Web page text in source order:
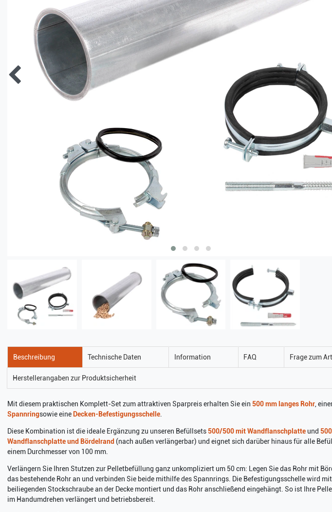
Beschreibung Technische Daten Information FAQ Frage zum
Herstellerangaben zur Produktsicherheit
Mit diesem praktischen Komplett-Set zum attraktiven Sparpreis erhalten Sie ein 500 mm langes Rohr ,
Spannringsowie eine Decken-Befestigungsschelle
Diese Kombination ist die ideale Ergänzung zu unseren Befüllsets500/500 mit Wandflanschplatte und
Wandflanschplatte und Bördelrand (nach außen verlängerbar) und eignet sich darüber hinaus für alle
einem Durchmesser von 100 mm.
Verlängern Sie Ihren Stutzen zur Pelletbefüllung ganz unkompliziert um 50 cm: Legen Sie das Rohr mit
das bestehende Rohr an und verbinden Sie beide mithilfe des Spannrings. Die Befestigungsschelle wird
beiliegenden Stockschraube an der Decke montiert und das Rohr anschließend eingehängt. So ist Ihre
im Handumdrehen verlängert und betriebsbereit.